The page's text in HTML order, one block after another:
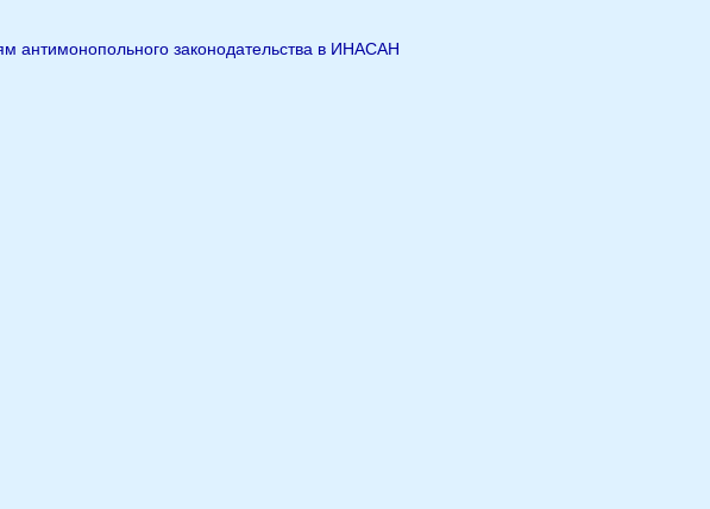
антимонопольного законодательства в ИНАСАН